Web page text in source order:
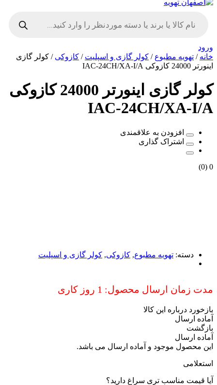
search
ورود
خانه / تهویه مطبوع / کولر گازی و اسپلیت / کازوکی / کولر گازی
اینورتر 24000 کازوکی IAC-24CH/XA-I/A
کولر گازی اینورتر 24000 کازوکی
IAC-24CH/XA-I/A
افزودن به علاقمندی
اشتراک گذاری
0
(0)
دسته: تهویه مطبوع, کازوکی, کولر گازی و اسپلیت
مدت زمان ارسال محصول: 1 روز کاری
بازخورد درباره این کالا
آماده ارسال
بازگشت
آماده ارسال
این محصول موجود و آماده ارسال می باشد.
استعلامی
آیا قیمت مناسب تری سراغ دارید؟